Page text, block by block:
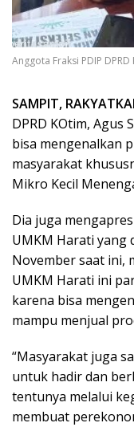
Anggota Fraksi PDIP
SAMPIT,
DPRD KOtim,
bisa mengenalkan
masyarakat
Mikro Kecil
Dia juga
UMKM Harati yang
November saat ini,
UMKM Harati ini
karena bisa
mampu menjual
“Masyarakat juga
untuk hadir dan
tentunya melalui
membuat